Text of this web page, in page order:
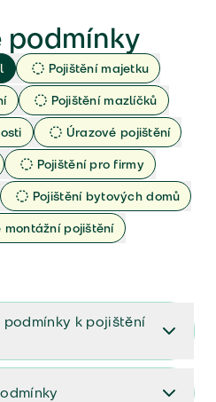
podmínky
Pojištění majetku
Pojištění mazlíčků
Úrazové pojištění
Pojištění pro firmy
Pojištění bytových domů
montážní pojištění
k pojištění
podmínky a vše důležité ke